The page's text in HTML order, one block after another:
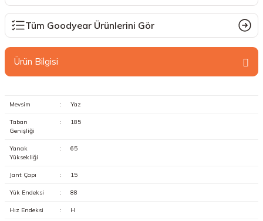
Tüm Goodyear Ürünlerini Gör
Ürün Bilgisi
Mevsim : Yaz
Taban
Genişliği
: 185
Yanak
Yüksekliği
: 65
Jant Çapı : 15
Yük Endeksi : 88
Hız Endeksi : H